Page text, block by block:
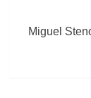
Miguel